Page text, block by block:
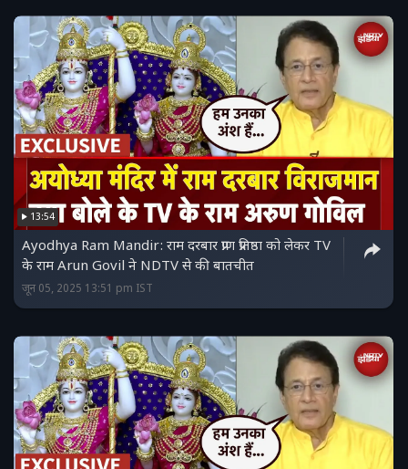
13:54
Ayodhya Ram Mandir: राम दरबार प्राण प्रतिष्ठा को लेकर TV
के राम Arun Govil ने NDTV से की बातचीत
जून 05, 2025 13:51 pm IST